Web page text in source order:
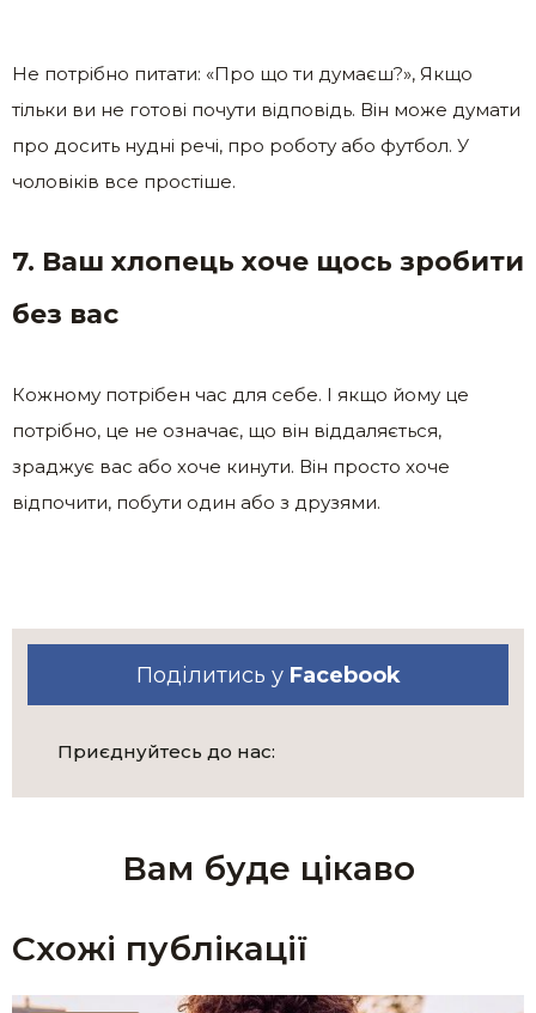
Не потрібно питати: «Про що ти думаєш?», Якщо
тільки ви не готові почути відповідь. Він може думати
про досить нудні речі, про роботу або футбол. У
чоловіків все простіше.
7. Ваш хлопець хоче щось зробити
без вас
Кожному потрібен час для себе. І якщо йому це
потрібно, це не означає, що він віддаляється,
зраджує вас або хоче кинути. Він просто хоче
відпочити, побути один або з друзями.
Поділитись у Facebook
Приєднуйтесь до нас:
Вам буде цікаво
Схожі публікації